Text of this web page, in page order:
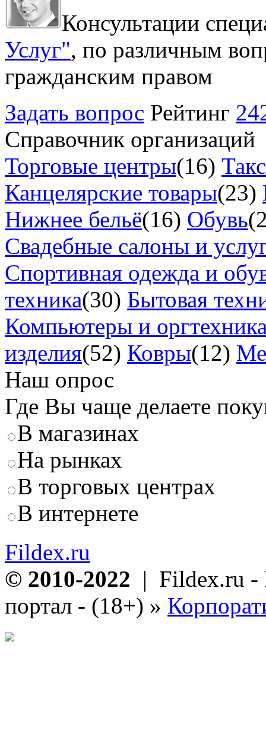
Консультации
Услуг", по различным
гражданским правом
Задать вопрос Рейтинг
Справочник организаций
Торговые центры(16)
Канцелярские товары(23)
Нижнее бельё(16) Обувь
Свадебные салоны и
Спортивная одежда и
техника(30) Бытовая
Компьютеры и
изделия(52) Ковры(12)
Наш опрос
Где Вы чаще делаете
В магазинах
На рынках
В торговых центрах
В интернете
Fildex.ru
© 2010-2022 | Fildex.ru -
портал - (18+) »